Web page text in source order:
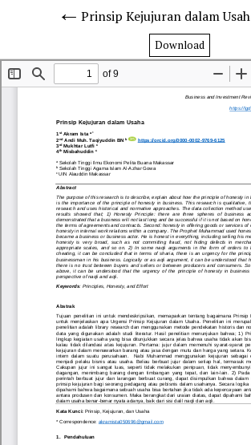
Prinsip Kejujuran dalam
Download